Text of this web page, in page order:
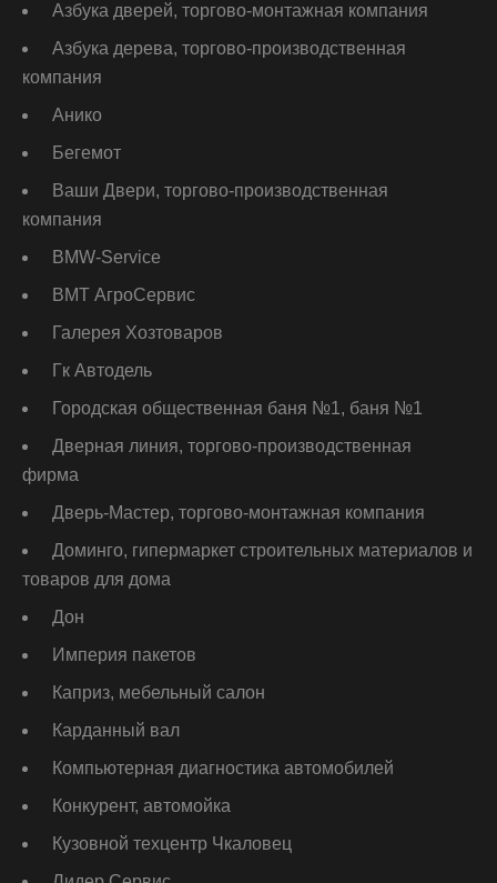
Азбука дверей, торгово-монтажная компания
Азбука дерева, торгово-производственная
компания
Анико
Бегемот
Ваши Двери, торгово-производственная
компания
ВМW-Service
ВМТ АгроСервис
Галерея Хозтоваров
Гк Автодель
Городская общественная баня №1, баня №1
Дверная линия, торгово-производственная
фирма
Дверь-Мастер, торгово-монтажная компания
Доминго, гипермаркет строительных материалов и
товаров для дома
Дон
Империя пакетов
Каприз, мебельный салон
Карданный вал
Компьютерная диагностика автомобилей
Конкурент, автомойка
Кузовной техцентр Чкаловец